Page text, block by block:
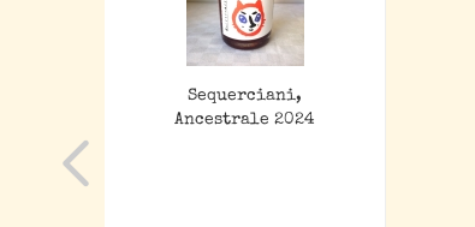
Sequerciani,
Ancestrale 2024